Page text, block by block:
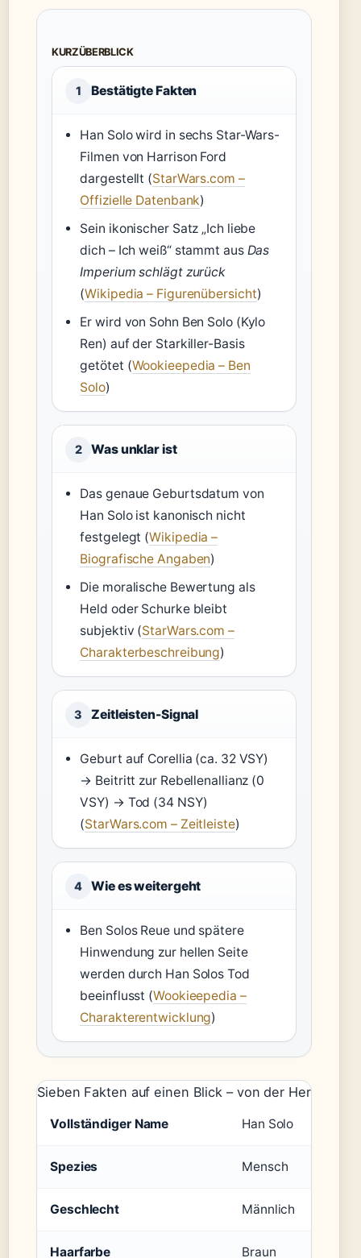
KURZÜBERBLICK
1 Bestätigte Fakten
Han Solo wird in sechs Star-Wars-
Filmen von Harrison Ford
dargestellt (StarWars.com –
Offizielle Datenbank)
Sein ikonischer Satz „Ich liebe
dich – Ich weiß“ stammt aus Das
Imperium schlägt zurück
(Wikipedia – Figurenübersicht)
Er wird von Sohn Ben Solo (Kylo
Ren) auf der Starkiller-Basis
getötet (Wookieepedia – Ben
Solo)
2 Was unklar ist
Das genaue Geburtsdatum von
Han Solo ist kanonisch nicht
festgelegt (Wikipedia –
Biografische Angaben)
Die moralische Bewertung als
Held oder Schurke bleibt
subjektiv (StarWars.com –
Charakterbeschreibung)
3 Zeitleisten-Signal
Geburt auf Corellia (ca. 32 VSY)
→ Beitritt zur Rebellenallianz (0
VSY) → Tod (34 NSY)
(StarWars.com – Zeitleiste)
4 Wie es weitergeht
Ben Solos Reue und spätere
Hinwendung zur hellen Seite
werden durch Han Solos Tod
beeinflusst (Wookieepedia –
Charakterentwicklung)
Sieben Fakten auf einen Blick – von der Herkunft
Vollständiger Name Han Solo
Spezies Mensch
Geschlecht Männlich
Haarfarbe Braun